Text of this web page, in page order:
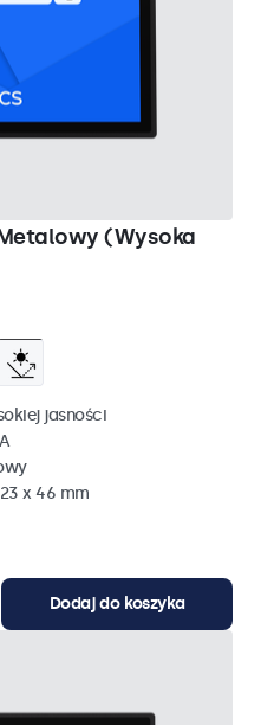
(Wysoka
jasności
x 46 mm
Dodaj do koszyka